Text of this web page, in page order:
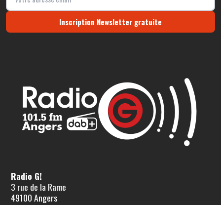
Inscription Newsletter gratuite
Radio G!
3 rue de la Rame
49100 Angers